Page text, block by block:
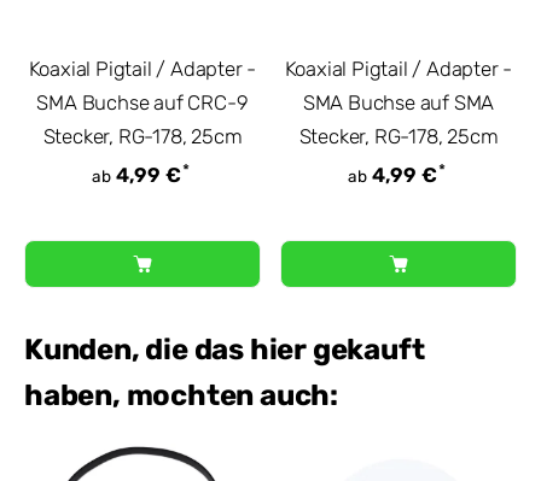
Koaxial Pigtail / Adapter -
SMA Buchse auf CRC-9
Stecker, RG-178, 25cm
ab 4,99 €*
Koaxial Pigtail / Adapter -
SMA Buchse auf SMA
Stecker, RG-178, 25cm
ab 4,99 €*
Kunden, die das hier gekauft
haben, mochten auch: